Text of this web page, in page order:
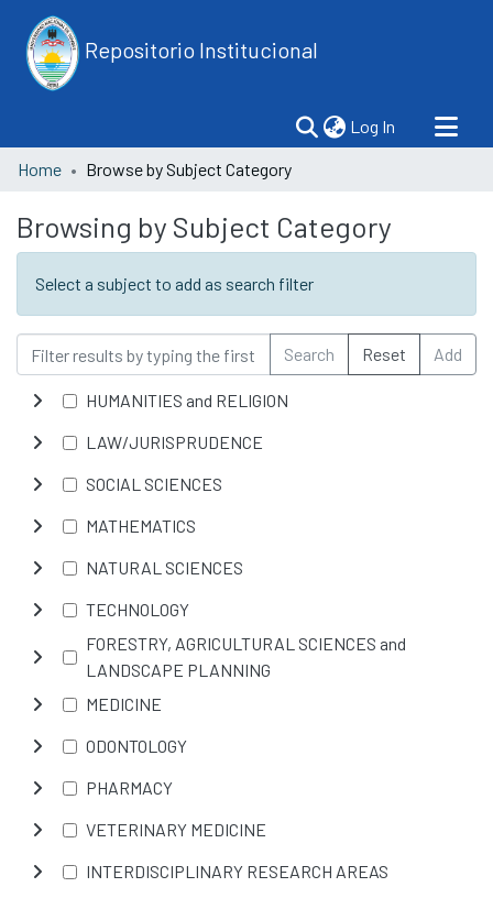
Repositorio Institucional
Log In (current)
Home Browse by Subject Category
Browsing by Subject Category
Select a subject to add as search filter
Search Reset Add
HUMANITIES and RELIGION
LAW/JURISPRUDENCE
SOCIAL SCIENCES
MATHEMATICS
NATURAL SCIENCES
TECHNOLOGY
FORESTRY, AGRICULTURAL SCIENCES and
LANDSCAPE PLANNING
MEDICINE
ODONTOLOGY
PHARMACY
VETERINARY MEDICINE
INTERDISCIPLINARY RESEARCH AREAS